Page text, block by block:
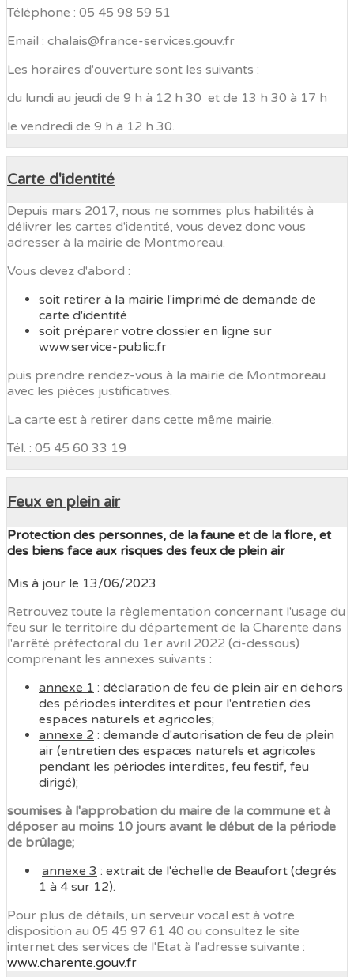
Téléphone : 05 45 98 59 51
Email : chalais@france-services.gouv.fr
Les horaires d'ouverture sont les suivants :
du lundi au jeudi de 9 h à 12 h 30 et de 13 h 30 à 17 h
le vendredi de 9 h à 12 h 30.
Carte d'identité
Depuis mars 2017, nous ne sommes plus habilités à
délivrer les cartes d'identité, vous devez donc vous
adresser à la mairie de Montmoreau.
Vous devez d'abord :
soit retirer à la mairie l'imprimé de demande de
carte d'identité
soit préparer votre dossier en ligne sur
www.service-public.fr
puis prendre rendez-vous à la mairie de Montmoreau
avec les pièces justificatives.
La carte est à retirer dans cette même mairie.
Tél. : 05 45 60 33 19
Feux en plein air
Protection des personnes, de la faune et de la flore, et
des biens face aux risques des feux de plein air
Mis à jour le 13/06/2023
Retrouvez toute la règlementation concernant l'usage du
feu sur le territoire du département de la Charente dans
l'arrêté préfectoral du 1er avril 2022 (ci-dessous)
comprenant les annexes suivants :
annexe 1 : déclaration de feu de plein air en dehors
des périodes interdites et pour l'entretien des
espaces naturels et agricoles;
annexe 2 : demande d'autorisation de feu de plein
air (entretien des espaces naturels et agricoles
pendant les périodes interdites, feu festif, feu
dirigé);
soumises à l'approbation du maire de la commune et à
déposer au moins 10 jours avant le début de la période
de brûlage;
annexe 3 : extrait de l'échelle de Beaufort (degrés
1 à 4 sur 12).
Pour plus de détails, un serveur vocal est à votre
disposition au 05 45 97 61 40 ou consultez le site
internet des services de l'Etat à l'adresse suivante :
www.charente.gouv.fr